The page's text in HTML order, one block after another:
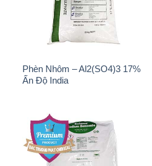
Phèn Nhôm – Al2(SO4)3 17%
Ấn Độ India